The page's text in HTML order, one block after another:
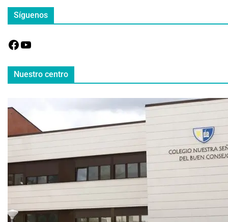
Síguenos
Nuestro centro